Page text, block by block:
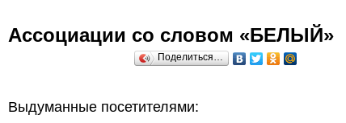
Ассоциации со словом «БЕЛЫЙ»
Поделиться…
Выдуманные посетителями: